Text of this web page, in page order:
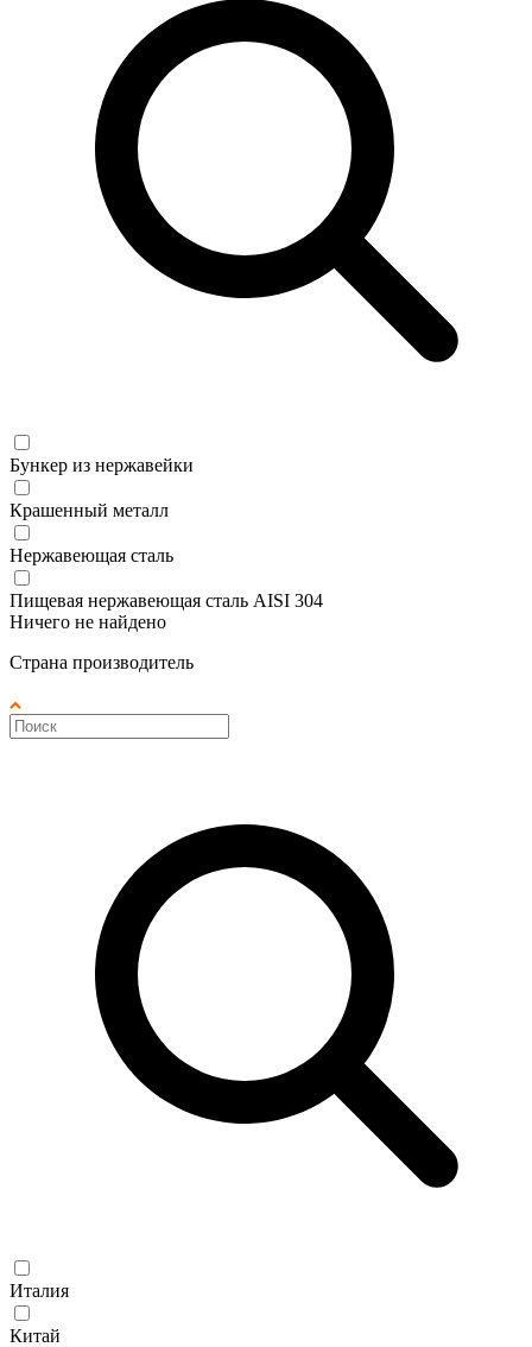
Бункер из нержавейки
Крашенный металл
Нержавеющая сталь
Пищевая нержавеющая сталь AISI 304
Ничего не найдено
Страна производитель
Италия
Китай